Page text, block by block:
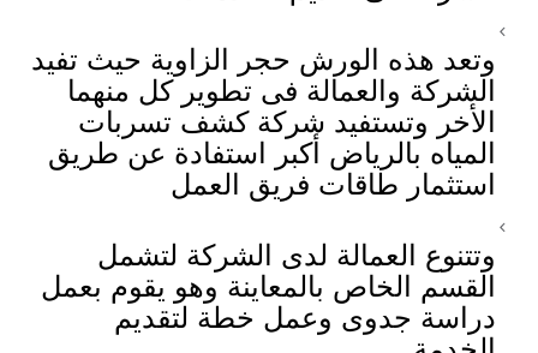
وتعد هذه الورش حجر الزاوية حيث تفيد
الشركة والعمالة فى تطوير كل منهما
الأخر وتستفيد شركة كشف تسربات
المياه بالرياض أكبر استفادة عن طريق
استثمار طاقات فريق العمل
وتتنوع العمالة لدى الشركة لتشمل
القسم الخاص بالمعاينة وهو يقوم بعمل
دراسة جدوى وعمل خطة لتقديم